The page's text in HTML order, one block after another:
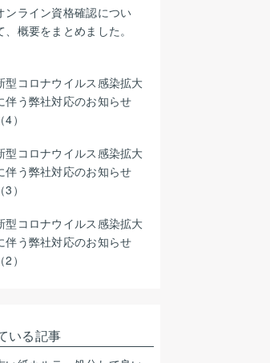
ンライン資格確認につい
、概要をまとめました。
型コロナウイルス感染拡大
伴う弊社対応のお知らせ
（4）
型コロナウイルス感染拡大
伴う弊社対応のお知らせ
（3）
型コロナウイルス感染拡大
伴う弊社対応のお知らせ
（2）
いる記事